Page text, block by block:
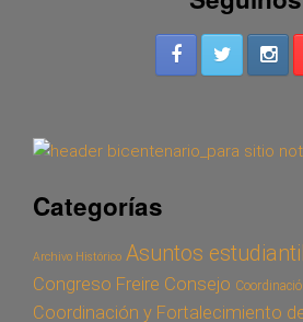
Categorías
Archivo Histórico Asuntos
Congreso Freire Consejo
Coordinación y Fortalecimiento